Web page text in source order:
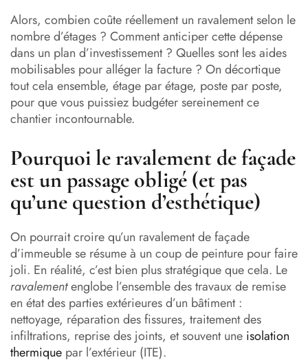
Alors, combien coûte réellement un ravalement selon le
nombre d’étages ? Comment anticiper cette dépense
dans un plan d’investissement ? Quelles sont les aides
mobilisables pour alléger la facture ? On décortique
tout cela ensemble, étage par étage, poste par poste,
pour que vous puissiez budgéter sereinement ce
chantier incontournable.
Pourquoi le ravalement de façade
est un passage obligé (et pas
qu’une question d’esthétique)
On pourrait croire qu’un ravalement de façade
d’immeuble se résume à un coup de peinture pour faire
joli. En réalité, c’est bien plus stratégique que cela. Le
ravalementenglobe l’ensemble des travaux de remise
en état des parties extérieures d’un bâtiment :
nettoyage, réparation des fissures, traitement des
infiltrations, reprise des joints, et souvent une isolation
thermique par l’extérieur (ITE).